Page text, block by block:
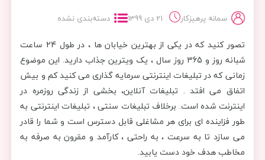
سمانه پرهیزکار 21 دی 1399 دسته‌بندی نشده
تصور کنید که در یکی از بهترین خیابان ها ، در طول 24 ساعت
شبانه روز و 365 روز سال ، یک ویترین جذاب دارید. این موضوع
زمانی که در تبلیغات اینترنتی سرمایه گذاری می کنید کم و بیش
اتفاق می افتد . تبلیغات آنلاین، بخشی از زندگی روزمره در
اینترنت شده است. برخلاف تبلیغات سنتی ، تبلیغات اینترنتی به
طور فزاینده ای برای هر مشاغلی قابل دسترس است و شما را قادر
می سازد تا به سرعت ، به راحتی ، کارآمد و مقرون به صرفه به
مخاطب هدف خود دست یابید.